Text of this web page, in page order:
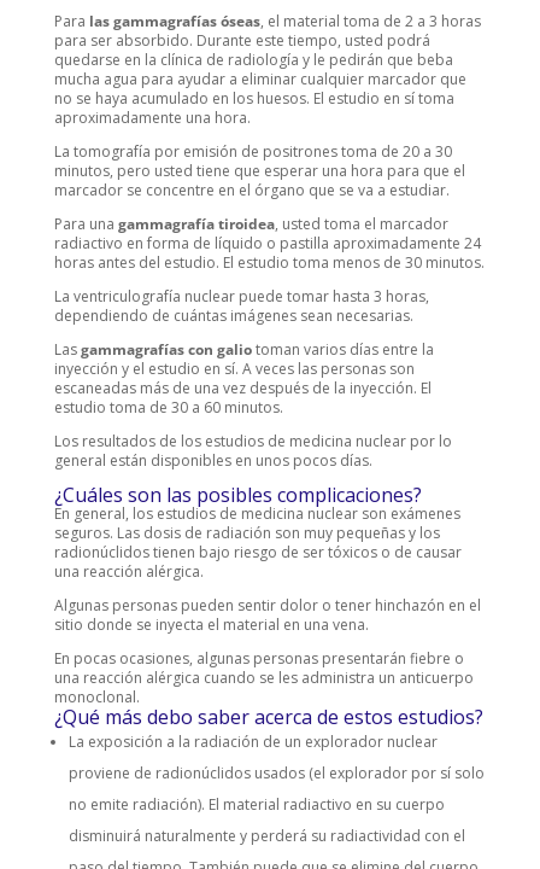
Para las gammagrafías óseas, el material toma de 2 a 3 horas
para ser absorbido. Durante este tiempo, usted podrá
quedarse en la clínica de radiología y le pedirán que beba
mucha agua para ayudar a eliminar cualquier marcador que
no se haya acumulado en los huesos. El estudio en sí toma
aproximadamente una hora.
La tomografía por emisión de positrones toma de 20 a 30
minutos, pero usted tiene que esperar una hora para que el
marcador se concentre en el órgano que se va a estudiar.
Para una gammagrafía tiroidea, usted toma el marcador
radiactivo en forma de líquido o pastilla aproximadamente 24
horas antes del estudio. El estudio toma menos de 30 minutos.
La ventriculografía nuclear puede tomar hasta 3 horas,
dependiendo de cuántas imágenes sean necesarias.
Lasgammagrafías con galiotoman varios días entre la
inyección y el estudio en sí. A veces las personas son
escaneadas más de una vez después de la inyección. El
estudio toma de 30 a 60 minutos.
Los resultados de los estudios de medicina nuclear por lo
general están disponibles en unos pocos días.
¿Cuáles son las posibles complicaciones?
En general, los estudios de medicina nuclear son exámenes
seguros. Las dosis de radiación son muy pequeñas y los
radionúclidos tienen bajo riesgo de ser tóxicos o de causar
una reacción alérgica.
Algunas personas pueden sentir dolor o tener hinchazón en el
sitio donde se inyecta el material en una vena.
En pocas ocasiones, algunas personas presentarán fiebre o
una reacción alérgica cuando se les administra un anticuerpo
monoclonal.
¿Qué más debo saber acerca de estos estudios?
La exposición a la radiación de un explorador nuclear
proviene de radionúclidos usados (el explorador por sí solo
no emite radiación). El material radiactivo en su cuerpo
disminuirá naturalmente y perderá su radiactividad con el